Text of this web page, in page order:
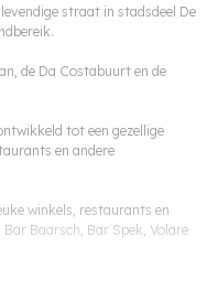
straat in stadsdeel De
de Da Costabuurt en de
tot een gezellige
en andere
winkels, restaurants en
Baarsch, Bar Spek, Volare